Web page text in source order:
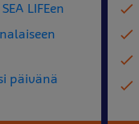
LIFEen
päivänä